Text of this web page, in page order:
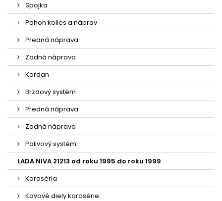
Spojka
Pohon kolies a náprav
Predná náprava
Zadná náprava
Kardan
Brzdový systém
Predná náprava
Zadná náprava
Palivový systém
LADA NIVA 21213 od roku 1995 do roku 1999
Karoséria
Kovové diely karosérie